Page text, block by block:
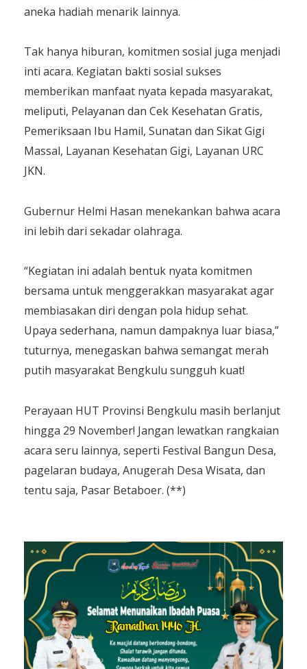
aneka hadiah menarik lainnya.
Tak hanya hiburan, komitmen sosial juga menjadi
inti acara. Kegiatan bakti sosial sukses
memberikan manfaat nyata kepada masyarakat,
meliputi, Pelayanan dan Cek Kesehatan Gratis,
Pemeriksaan Ibu Hamil, Sunatan dan Sikat Gigi
Massal, Layanan Kesehatan Gigi, Layanan URC
JKN.
Gubernur Helmi Hasan menekankan bahwa acara
ini lebih dari sekadar olahraga.
“Kegiatan ini adalah bentuk nyata komitmen
bersama untuk menggerakkan masyarakat agar
membiasakan diri dengan pola hidup sehat.
Upaya sederhana, namun dampaknya luar biasa,”
tuturnya, menegaskan bahwa semangat merah
putih masyarakat Bengkulu sungguh kuat!
Perayaan HUT Provinsi Bengkulu masih berlanjut
hingga 29 November! Jangan lewatkan rangkaian
acara seru lainnya, seperti Festival Bangun Desa,
pagelaran budaya, Anugerah Desa Wisata, dan
tentu saja, Pasar Betaboer. (**)